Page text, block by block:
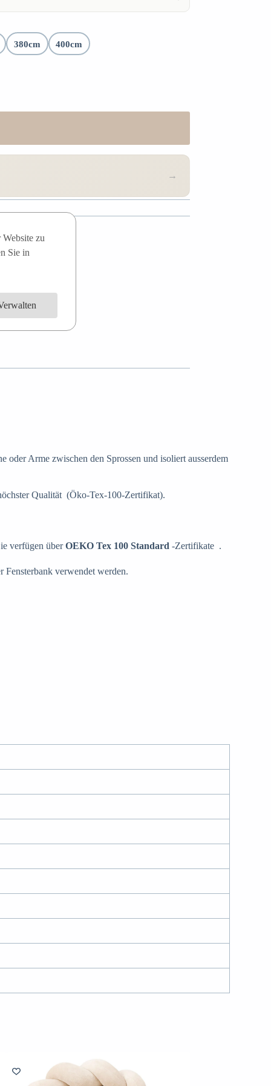
380cm 400cm
→
oder Arme zwischen den Sprossen und isoliert ausserdem
Qualität (Öko-Tex-100-Zertifikat).
verfügen überOEKO Tex 100 Standard -Zertifikate .
Fensterbank verwendet werden.
zu
Sie in